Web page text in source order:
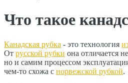
Что такое
Канадская рубка - это технология
От русской рубки она отличается
но и самим процессом
чем-то схожа с норвежской рубкой.